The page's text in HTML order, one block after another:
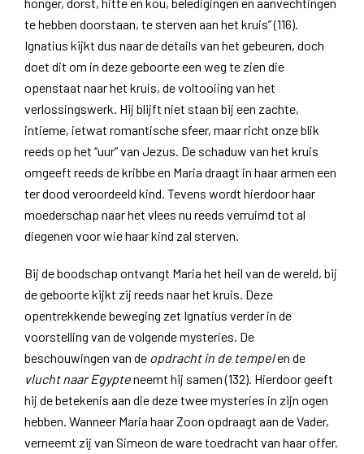
te hebben doorstaan, te sterven aan het kruis” (116).
Ignatius kijkt dus naar de details van het gebeuren, doch
doet dit om in deze geboorte een weg te zien die
openstaat naar het kruis, de voltooiing van het
verlossingswerk. Hij blijft niet staan bij een zachte,
intieme, ietwat romantische sfeer, maar richt onze blik
reeds op het “uur” van Jezus. De schaduw van het kruis
omgeeft reeds de kribbe en Maria draagt in haar armen een
ter dood veroordeeld kind. Tevens wordt hierdoor haar
moederschap naar het vlees nu reeds verruimd tot al
diegenen voor wie haar kind zal sterven.
Bij de boodschap ontvangt Maria het heil van de wereld, bij
de geboorte kijkt zij reeds naar het kruis. Deze
opentrekkende beweging zet Ignatius verder in de
voorstelling van de volgende mysteries. De
beschouwingen van de opdracht in de tempelen de
vlucht naar Egypteneemt hij samen (132). Hierdoor geeft
hij de betekenis aan die deze twee mysteries in zijn ogen
hebben. Wanneer Maria haar Zoon opdraagt aan de Vader,
verneemt zij van Simeon de ware toedracht van haar offer.